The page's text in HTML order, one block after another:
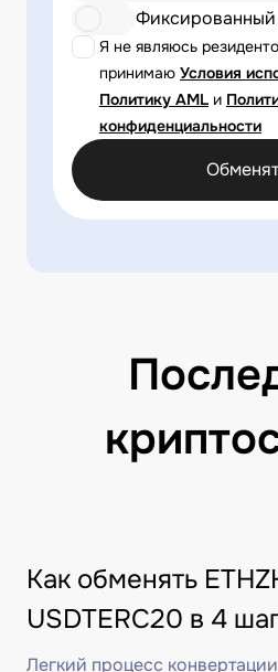
Я не являюсь
принимаю Условия
Политику AML и
конфиденциальности
Фиксированный
Как обменять
USDTERC20 в 4
Легкий процесс